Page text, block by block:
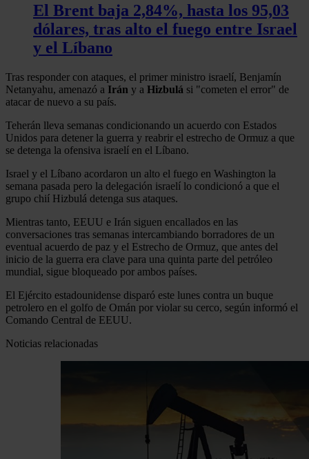
El Brent baja 2,84%, hasta los 95,03
dólares, tras alto el fuego entre Israel
y el Líbano
Tras responder con ataques, el primer ministro israelí, Benjamín
Netanyahu, amenazó a Irán y a Hizbulá si "cometen el error" de
atacar de nuevo a su país.
Teherán lleva semanas condicionando un acuerdo con Estados
Unidos para detener la guerra y reabrir el estrecho de Ormuz a que
se detenga la ofensiva israelí en el Líbano.
Israel y el Líbano acordaron un alto el fuego en Washington la
semana pasada pero la delegación israelí lo condicionó a que el
grupo chií Hizbulá detenga sus ataques.
Mientras tanto, EEUU e Irán siguen encallados en las
conversaciones tras semanas intercambiando borradores de un
eventual acuerdo de paz y el Estrecho de Ormuz, que antes del
inicio de la guerra era clave para una quinta parte del petróleo
mundial, sigue bloqueado por ambos países.
El Ejército estadounidense disparó este lunes contra un buque
petrolero en el golfo de Omán por violar su cerco, según informó el
Comando Central de EEUU.
Noticias relacionadas